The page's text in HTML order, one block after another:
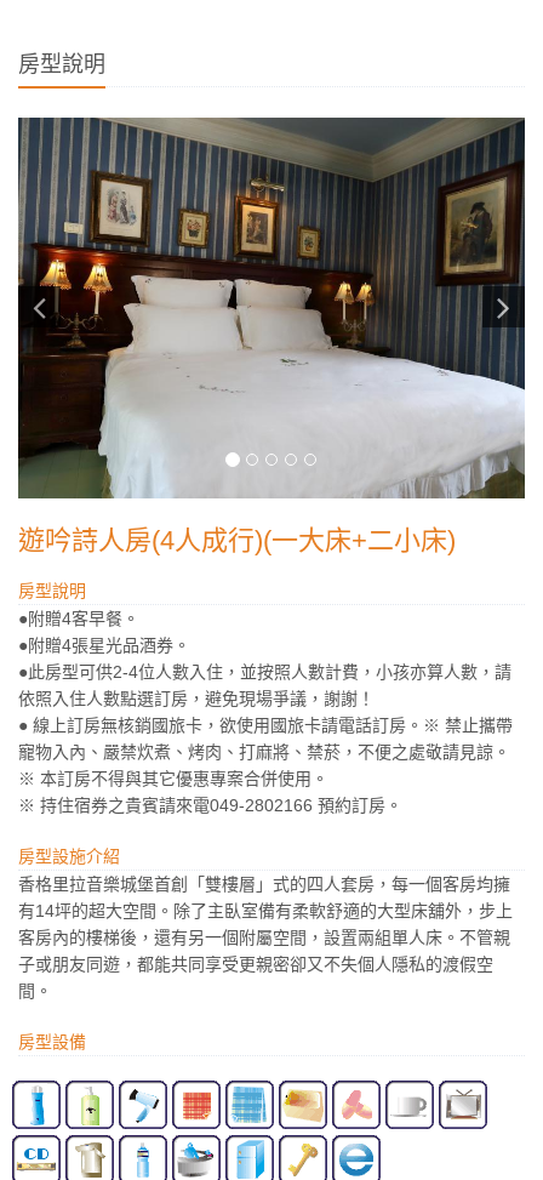
房型說明
遊吟詩人房(4人成行)(一大床+二小床)
房型說明
●附贈4客早餐。
●附贈4張星光品酒券。
●此房型可供2-4位人數入住，並按照人數計費，小孩亦算人數，請
依照入住人數點選訂房，避免現場爭議，謝謝！
● 線上訂房無核銷國旅卡，欲使用國旅卡請電話訂房。※ 禁止攜帶
寵物入內、嚴禁炊煮、烤肉、打麻將、禁菸，不便之處敬請見諒。
※ 本訂房不得與其它優惠專案合併使用。
※ 持住宿券之貴賓請來電049-2802166 預約訂房。
房型設施介紹
香格里拉音樂城堡首創「雙樓層」式的四人套房，每一個客房均擁
有14坪的超大空間。除了主臥室備有柔軟舒適的大型床舖外，步上
客房內的樓梯後，還有另一個附屬空間，設置兩組單人床。不管親
子或朋友同遊，都能共同享受更親密卻又不失個人隱私的渡假空
間。
房型設備